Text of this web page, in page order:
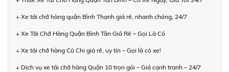
+ Xe tải chở hàng quận Bình Thạnh giá rẻ, nhanh chóng, 24/7
+ Xe Tải Chở Hàng Quận Bình Tân Giá Rẻ – Gọi Là Có
+ Xe tải chở hàng Củ Chi giá rẻ, uy tín – Gọi là có xe!
+ Dịch vụ xe tải chở hàng Quận 10 trọn gói – Giá cạnh tranh – 24/7